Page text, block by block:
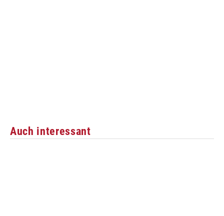
Auch interessant